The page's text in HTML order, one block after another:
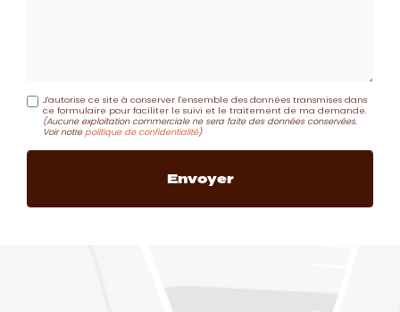
J'autorise ce site à conserver l'ensemble des données transmises dans
ce formulaire pour faciliter le suivi et le traitement de ma demande.
(Aucune exploitation commerciale ne sera faite des données conservées.
Voir notrepolitique de confidentialité)